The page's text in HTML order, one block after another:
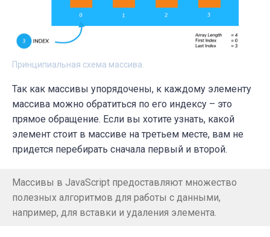
Принципиальная схема массива.
Так как массивы упорядочены, к каждому элементу
массива можно обратиться по его индексу – это
прямое обращение. Если вы хотите узнать, какой
элемент стоит в массиве на третьем месте, вам не
придется перебирать сначала первый и второй.
Массивы в JavaScript предоставляют множество
полезных алгоритмов для работы с данными,
например, для вставки и удаления элемента.